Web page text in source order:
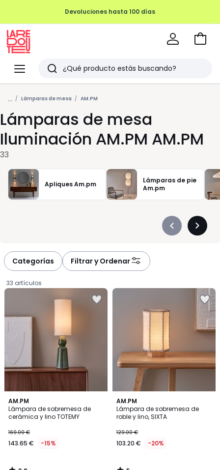
Devoluciones hasta 100 días
Menu
Redoute
Buscar
Últimos
artículos
vistos
Ir
... Lámparas de mesa AM.PM
Lámparas de mesa
Iluminación AM.PM AM.PM
33
Apliques Am.pm
Lámparas de pie
Am.pm
Précédent
Categorías Filtrar y Ordenar
33 artículos
AM.PM
Lámpara de sobremesa de
cerámica y lino TOTEMY
€
en
de
169.00 €
143.65 € -15%
3,8
/ 5
AM.PM
Lámpara de sobremesa de
roble y lino, SIXTA
129.00 €
103.20 € -20%
5
/
5